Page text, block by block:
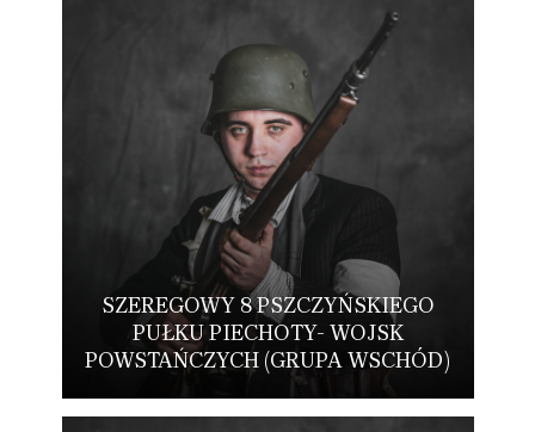
SZEREGOWY 8 PSZCZYŃSKIEGO
PUŁKU PIECHOTY- WOJSK
POWSTAŃCZYCH (GRUPA WSCHÓD)